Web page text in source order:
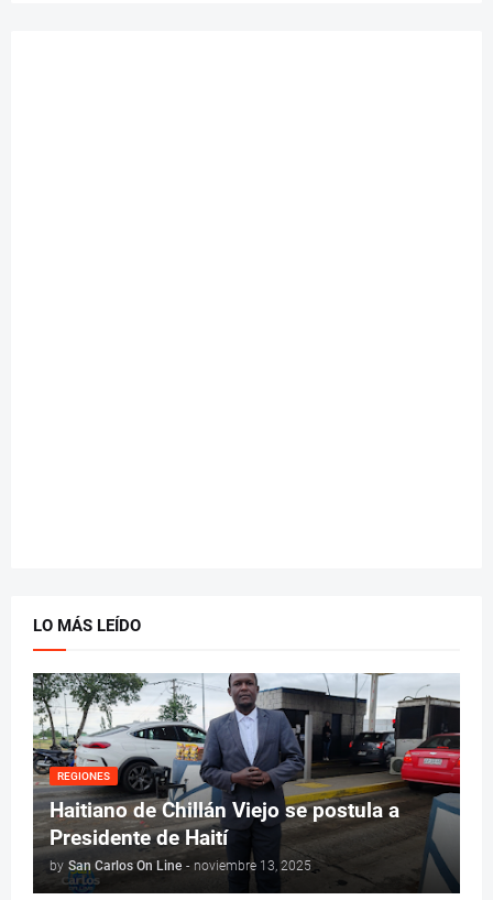
LO MÁS LEÍDO
REGIONES
Haitiano de Chillán Viejo se postula a
Presidente de Haití
by San Carlos On Line - noviembre 13, 2025